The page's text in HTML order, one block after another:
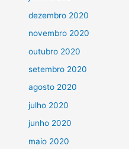
dezembro 2020
novembro 2020
outubro 2020
setembro 2020
agosto 2020
julho 2020
junho 2020
maio 2020